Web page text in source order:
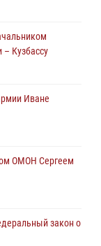
имущество
и защитили
Кузбассу
Иване
ОМОН Сергеем
закон о